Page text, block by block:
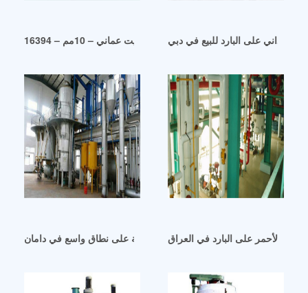
منظم ضغط زيت عماني – 10مم – 16394على البارد للبيع في دبي
آلة عصر زيت السمسم المستخدمة على نطاق واسع في دامان
الأحمر على البارد في العراق